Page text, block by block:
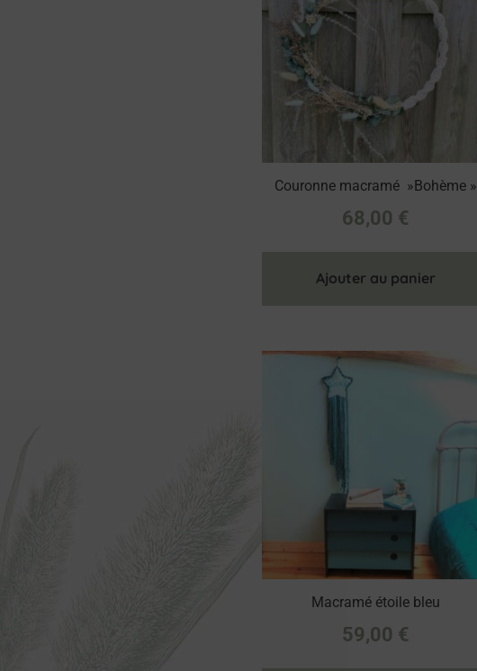
Couronne macramé »Bohème »
68,00 €
Ajouter au panier
Macramé étoile bleu
59,00 €